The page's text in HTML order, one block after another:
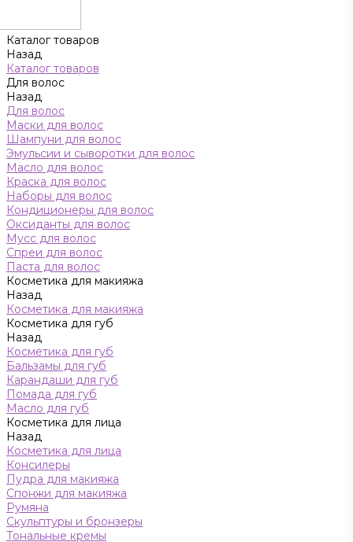
Каталог товаров
Назад
Каталог товаров
Для волос
Назад
Для волос
Маски для волос
Шампуни для волос
Эмульсии и сыворотки для волос
Масло для волос
Краска для волос
Наборы для волос
Кондиционеры для волос
Оксиданты для волос
Мусс для волос
Спреи для волос
Паста для волос
Косметика для макияжа
Назад
Косметика для макияжа
Косметика для губ
Назад
Косметика для губ
Бальзамы для губ
Карандаши для губ
Помада для губ
Масло для губ
Косметика для лица
Назад
Косметика для лица
Консилеры
Пудра для макияжа
Спонжи для макияжа
Румяна
Скульптуры и бронзеры
Тональные кремы